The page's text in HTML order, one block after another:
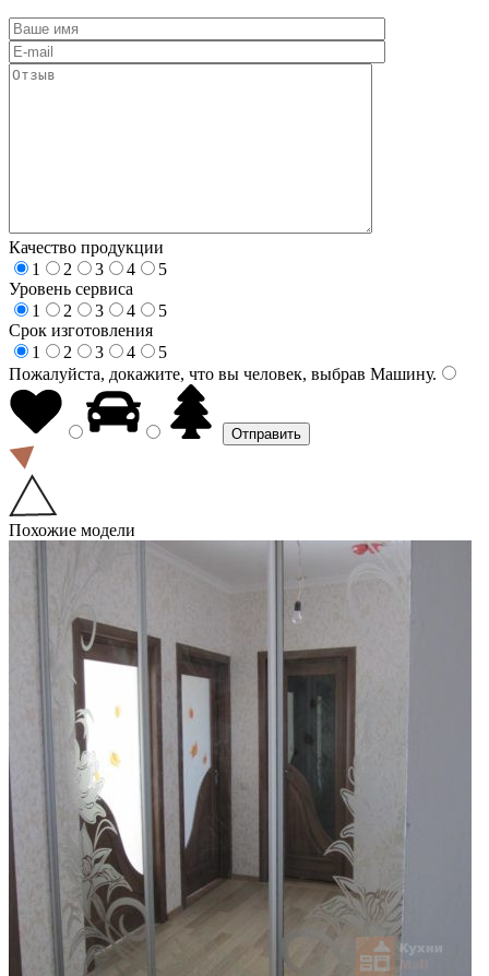
Качество продукции
1
2 3 4
5
Уровень сервиса
1
2 3 4
5
Срок изготовления
1
2 3 4
5
Пожалуйста, докажите, что вы человек, выбрав Машину.
Похожие модели